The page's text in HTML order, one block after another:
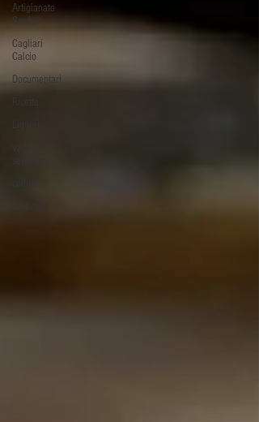
Artigianato
Sardo
Cagliari
Calcio
Documentari
Ricette